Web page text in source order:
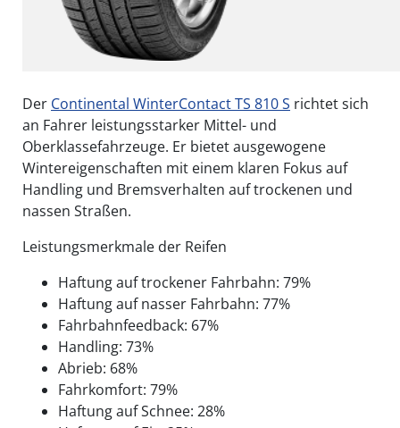
Der Continental WinterContact TS 810 S richtet sich
an Fahrer leistungsstarker Mittel- und
Oberklassefahrzeuge. Er bietet ausgewogene
Wintereigenschaften mit einem klaren Fokus auf
Handling und Bremsverhalten auf trockenen und
nassen Straßen.
Leistungsmerkmale der Reifen
Haftung auf trockener Fahrbahn: 79%
Haftung auf nasser Fahrbahn: 77%
Fahrbahnfeedback: 67%
Handling: 73%
Abrieb: 68%
Fahrkomfort: 79%
Haftung auf Schnee: 28%